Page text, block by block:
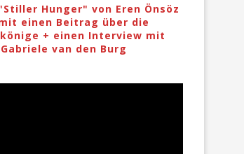
Hunger" von Eren Önsöz
einen Beitrag über die
+ einen Interview mit
Gabriele van den Burg